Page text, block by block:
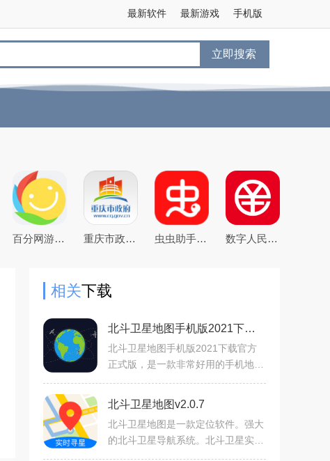
手机版
最新游戏
最新软件
立即搜索
百分网游戏盒子下载2026新版 重庆市政府渝快办app官方版 虫虫助手2026最新版游戏盒子 数字人民币试点版官方app安卓版
相关下载
北斗卫星地图手机版2021下载官方正式版v33.2.6安卓版
北斗卫星地图手机版2021下载官方
正式版，是一款非常好用的手机地图
面的很多出行的方案你都是可以进行
免费的查找的，你还可以进
北斗卫星地图v2.0.7
北斗卫星地图是一款定位软件。强大
的北斗卫星导航系统。北斗卫星实现